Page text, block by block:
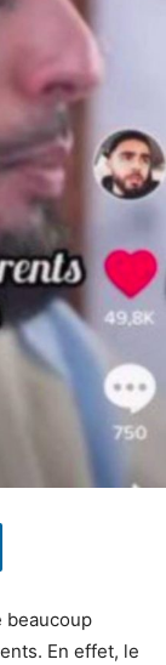
beaucoup
En effet, le